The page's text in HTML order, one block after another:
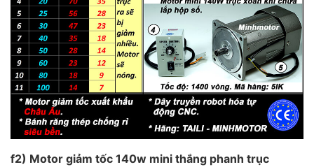
f2) Motor giảm tốc 140w mini thắng phanh trục